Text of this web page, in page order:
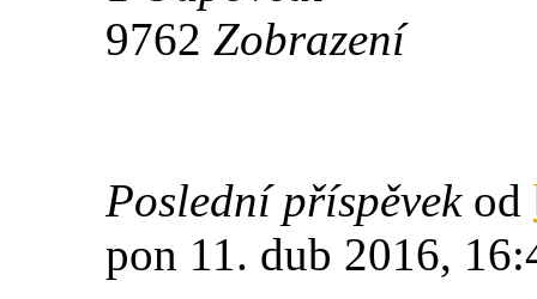
9762 Zobrazení
Poslední příspěvek od
pon 11. dub 2016,